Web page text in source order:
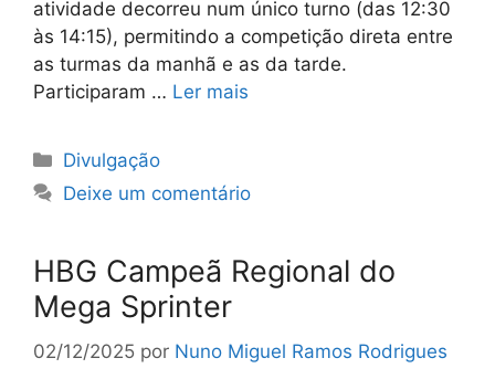
atividade decorreu num único turno (das 12:30
às 14:15), permitindo a competição direta entre
as turmas da manhã e as da tarde.
Participaram … Ler mais
Categorias
Divulgação
Deixe um comentário
HBG Campeã Regional do
Mega Sprinter
02/12/2025 por Nuno Miguel Ramos Rodrigues